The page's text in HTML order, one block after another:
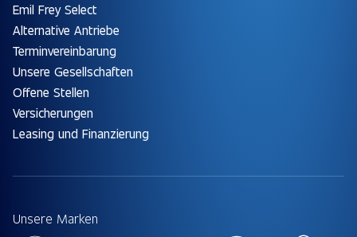
Emil Frey Select
Alternative Antriebe
Terminvereinbarung
Unsere Gesellschaften
Offene Stellen
Versicherungen
Leasing und Finanzierung
Unsere Marken